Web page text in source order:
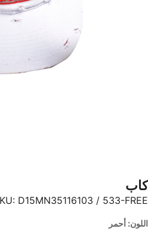
كاب
D15MN35116103 / 533-FREE
اللون: أحمر